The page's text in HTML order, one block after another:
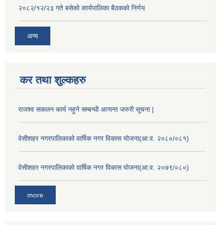
२०८२/१२/२३ गते बसेको कार्यपालिका बैठकको निर्णय
अन्य
कर तथा शुल्कहरु
राजश्व सकलन कार्य नहुने सम्बन्धी अत्यन्त जरुरी सूचना |
वेसीशहर नगरपालिकाको वार्षिक नगर विकास योजना(आ.व. २०८०/०८१)
वेसीशहर नगरपालिकाको वार्षिक नगर विकास योजना(आ.व. २०७९/०८०)
more